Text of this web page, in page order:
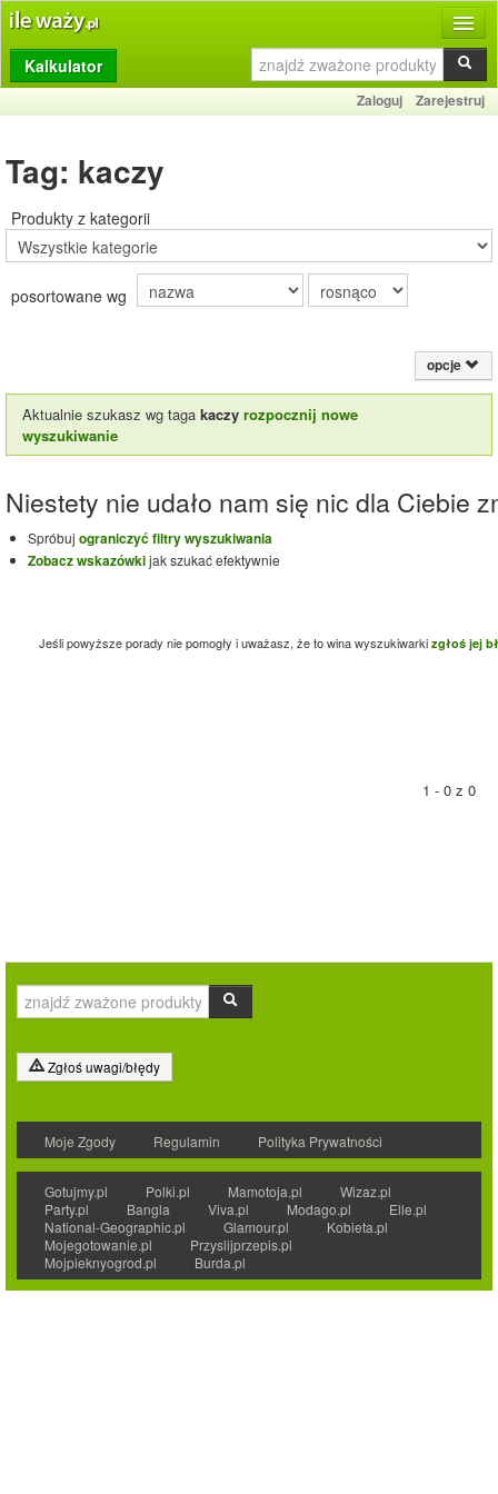
Produkty
Dziennik
Przelicznik
Porady
Słownik
Kontakt
Kalkulator
Zaloguj Zarejestruj
Tag: kaczy
Produkty z kategorii
posortowane wg
opcje
Aktualnie szukasz wg taga kaczy rozpocznij nowe
wyszukiwanie
Niestety nie udało nam się nic dla Ciebie
Spróbuj ograniczyć filtry wyszukiwania
Zobacz wskazówkijak szukać efektywnie
Jeśli powyższe porady nie pomogły i uważasz, że to wina wyszukiwarki zgłoś jej
1 - 0 z 0
Zgłoś uwagi/błędy
Moje Zgody Regulamin Polityka Prywatności
Gotujmy.pl Polki.pl Mamotoja.pl
Wizaz.pl
Party.pl
Bangla Viva.pl Modago.pl
Elle.pl
National-Geographic.pl
Glamour.pl
Kobieta.pl
Mojegotowanie.pl
Przyslijprzepis.pl
Mojpieknyogrod.pl
Burda.pl